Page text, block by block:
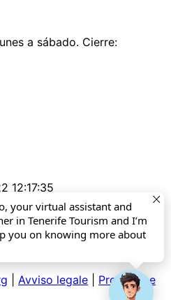
your virtual assistant and
in Tenerife Tourism and I’m
you on knowing more about
a sábado. Cierre:
12:17:35
Avviso legale
Protezione